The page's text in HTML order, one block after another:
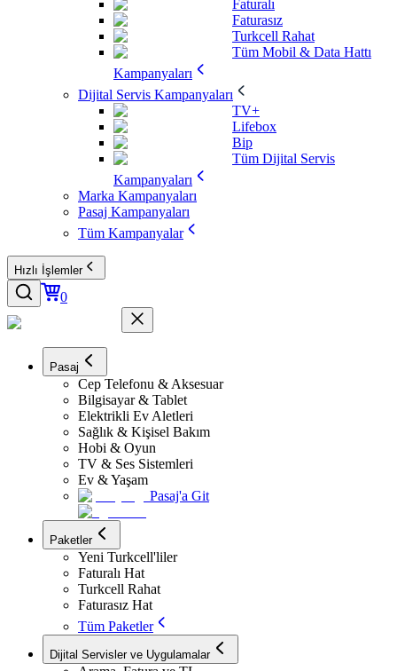
Faturalı
Faturasız
Turkcell Rahat
Tüm Mobil & Data Hattı
Kampanyaları
Dijital Servis Kampanyaları
TV+
Lifebox
Bip
Tüm Dijital Servis
Kampanyaları
Marka Kampanyaları
Pasaj Kampanyaları
Tüm Kampanyalar
Hızlı İşlemler
0
Pasaj
Cep Telefonu & Aksesuar
Bilgisayar & Tablet
Elektrikli Ev Aletleri
Sağlık & Kişisel Bakım
Hobi & Oyun
TV & Ses Sistemleri
Ev & Yaşam
Pasaj'a Git
Paketler
Yeni Turkcell'liler
Faturalı Hat
Turkcell Rahat
Faturasız Hat
Tüm Paketler
Dijital Servisler ve Uygulamalar